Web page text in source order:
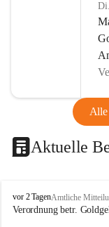
Alle
Aktuelle
B
r
vor 2 TagenAmtliche
Verordnung betr.